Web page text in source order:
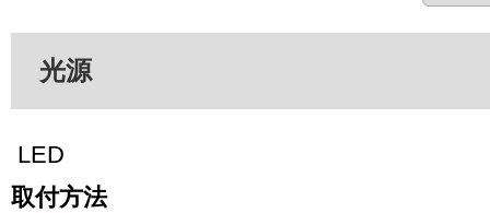
光源
LED
取付方法